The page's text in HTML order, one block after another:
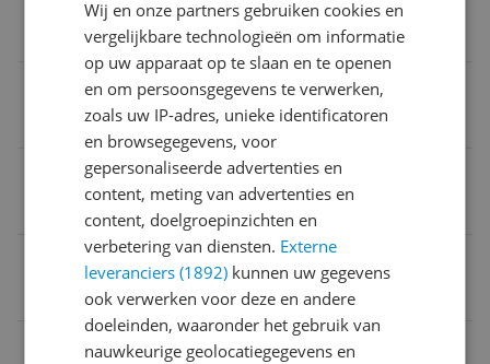
Inhoud waterreservoir
Product hoogte
CE markering
Product lengte
Wij en onze partners gebruiken cookies en
vergelijkbare technologieën om informatie
op uw apparaat op te slaan en te openen
en om persoonsgegevens te verwerken,
zoals uw IP-adres, unieke identificatoren
en browsegegevens, voor
gepersonaliseerde advertenties en
content, meting van advertenties en
content, doelgroepinzichten en
verbetering van diensten. Externe
leveranciers (1892) kunnen uw gegevens
ook verwerken voor deze en andere
doeleinden, waaronder het gebruik van
nauwkeurige geolocatiegegevens en